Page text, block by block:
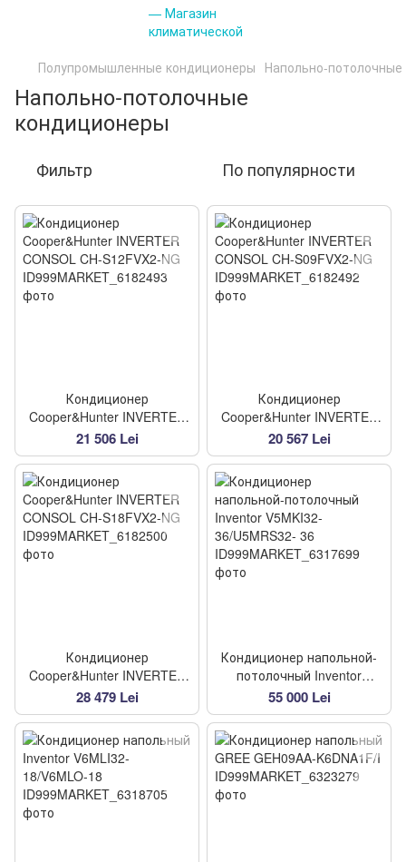
Полупромышленные кондиционеры Напольно-потолочные
Напольно-потолочные
кондиционеры
Фильтр По популярности
Кондиционер
Cooper&Hunter INVERTER
CONSOL CH-S12FVX2-NG
21 506 Lei
Кондиционер
Cooper&Hunter INVERTER
CONSOL CH-S09FVX2-NG
20 567 Lei
Кондиционер
Cooper&Hunter INVERTER
CONSOL CH-S18FVX2-NG
28 479 Lei
Кондиционер напольной-
потолочный Inventor
V5MKI32- 36/U5MRS32- 36
55 000 Lei